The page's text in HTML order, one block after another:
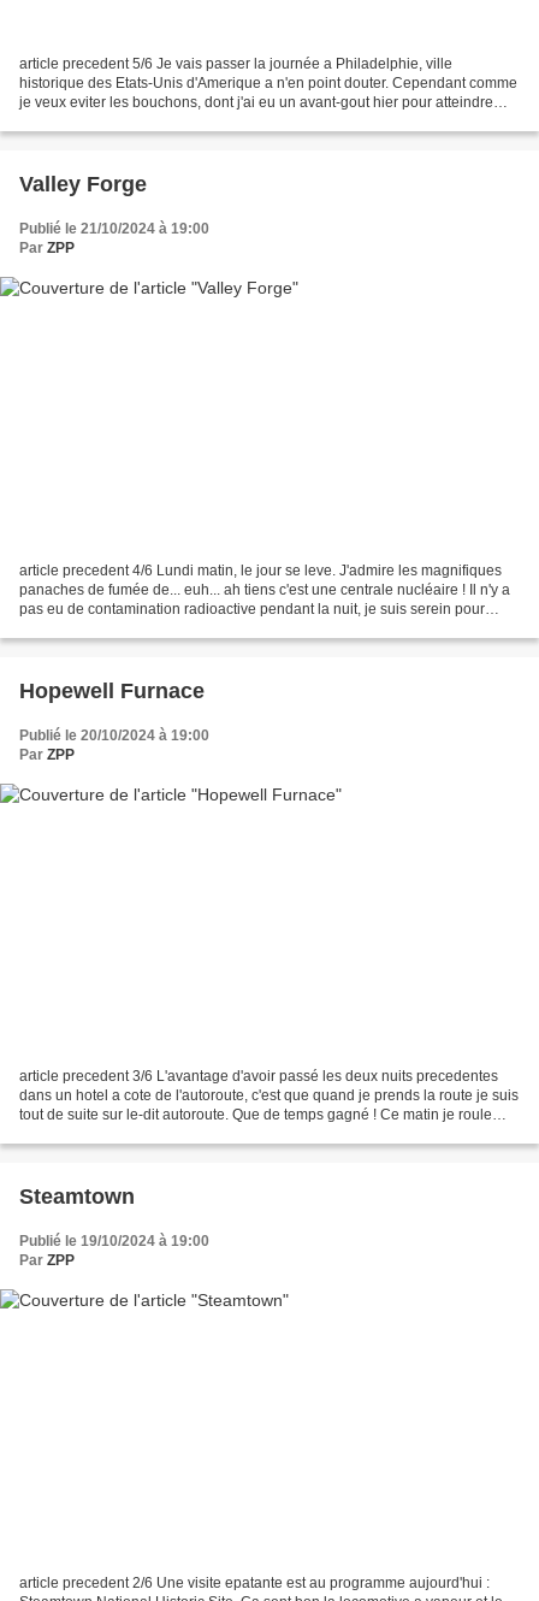
article precedent 5/6 Je vais passer la journée a Philadelphie, ville
historique des Etats-Unis d'Amerique a n'en point douter. Cependant comme
je veux eviter les bouchons, dont j'ai eu un avant-gout hier pour atteindre
Valley Forge
Publié le 21/10/2024 à 19:00
Par ZPP
article precedent 4/6 Lundi matin, le jour se leve. J'admire les magnifiques
panaches de fumée de... euh... ah tiens c'est une centrale nucléaire ! Il n'y a
pas eu de contamination radioactive pendant la nuit, je suis serein pour
Hopewell Furnace
Publié le 20/10/2024 à 19:00
Par ZPP
article precedent 3/6 L'avantage d'avoir passé les deux nuits precedentes
dans un hotel a cote de l'autoroute, c'est que quand je prends la route je suis
tout de suite sur le-dit autoroute. Que de temps gagné ! Ce matin je roule
Steamtown
Publié le 19/10/2024 à 19:00
Par ZPP
article precedent 2/6 Une visite epatante est au programme aujourd'hui :